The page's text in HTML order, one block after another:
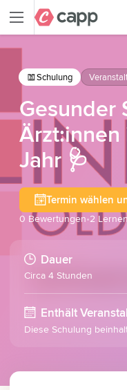
Schulung
Gesunder
Jahr 🩺
Termin wählen
0 Bewertungen 2
Dauer
Circa 4 Stunden
Enthält
Diese Schulung